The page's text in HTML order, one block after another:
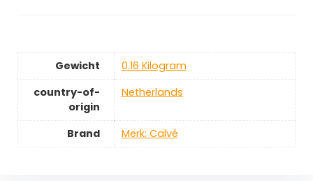
Gewicht
‎0.16 Kilogram
country-of-
origin
‎Netherlands
Brand Merk: Calvé